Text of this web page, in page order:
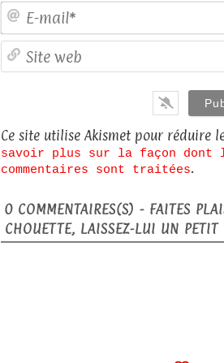
Ce site utilise Akismet pour réduire
savoir plus sur la façon dont
commentaires sont traitées.
0 COMMENTAIRES(S) - FAITES
CHOUETTE, LAISSEZ-LUI UN PETIT